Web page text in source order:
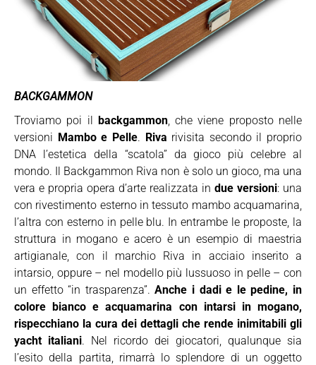
BACKGAMMON
Troviamo poi il backgammon, che viene proposto nelle
versioni Mambo e Pelle. Riva rivisita secondo il proprio
DNA l’estetica della “scatola” da gioco più celebre al
mondo. Il Backgammon Riva non è solo un gioco, ma una
vera e propria opera d’arte realizzata in due versioni: una
con rivestimento esterno in tessuto mambo acquamarina,
l’altra con esterno in pelle blu. In entrambe le proposte, la
struttura in mogano e acero è un esempio di maestria
artigianale, con il marchio Riva in acciaio inserito a
intarsio, oppure – nel modello più lussuoso in pelle – con
un effetto “in trasparenza”.Anche i dadi e le pedine, in
colore bianco e acquamarina con intarsi in mogano,
rispecchiano la cura dei dettagli che rende inimitabili gli
yacht italiani. Nel ricordo dei giocatori, qualunque sia
l’esito della partita, rimarrà lo splendore di un oggetto